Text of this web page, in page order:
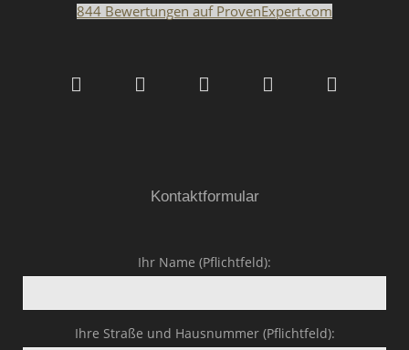
GmbH & Co.KG
844 Bewertungen auf ProvenExpert.com
Kontaktformular
Ihr Name (Pflichtfeld):
Ihre Straße und Hausnummer (Pflichtfeld):